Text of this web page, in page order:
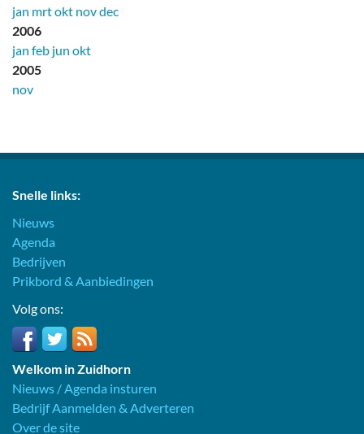
jan mrtokt novdec
2006
jan feb jun okt
2005
nov
Snelle links:
Nieuws
Agenda
Bedrijven
Prikbord & Aanbiedingen
Volg ons:
Welkom in Zuidhorn
Nieuws / Agenda insturen
Bedrijf Aanmelden & Adverteren
Over de site